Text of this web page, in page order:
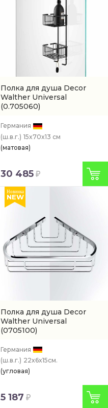
Полка для душа Decor
Walther Universal
(0.705060)
Германия
(ш.в.г.) 15x70x13 см
(матовая)
30 485
Полка для душа Decor
Walther Universal
(0705100)
Новинка
NEW
Германия
(ш.в.г.) 22x6x15см.
(угловая)
5 187